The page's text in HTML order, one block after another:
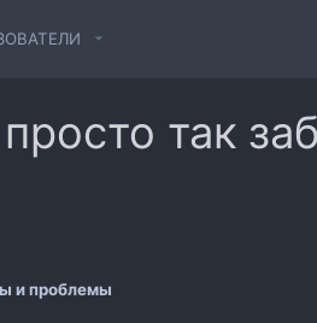
так
и проблемы